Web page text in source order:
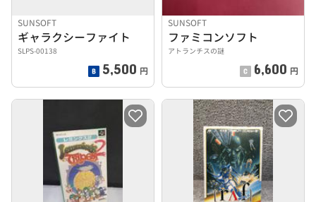
SUNSOFT
ギャラクシーファイト
SLPS-00138
5,500 円
SUNSOFT
ファミコンソフト
アトランチスの謎
6,600 円